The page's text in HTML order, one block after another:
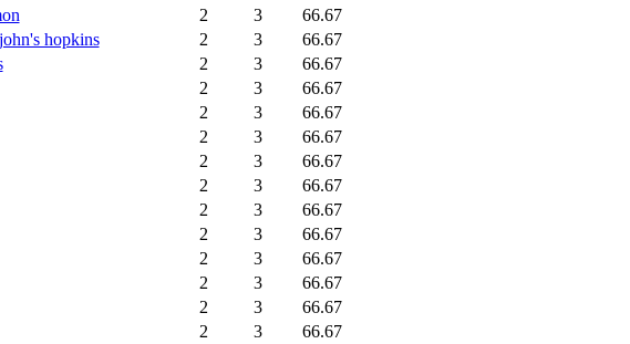
2 3
66.67
hopkins 2 3
66.67
2 3
66.67
2 3
66.67
2 3
66.67
2 3
66.67
2 3
66.67
2 3
66.67
2 3
66.67
2 3
66.67
2 3
66.67
2 3
66.67
2 3
66.67
2 3
66.67